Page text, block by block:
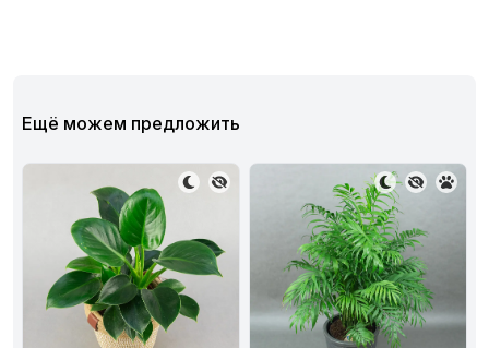
Ещё можем предложить